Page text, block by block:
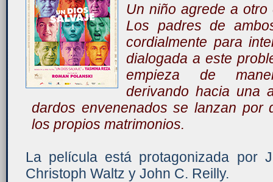
Un niño agrede a
Los padres de
cordialmente para
dialogada a este
empieza de
derivando hacia una
dardos envenenados se lanzan por
los propios matrimonios.
La película está protagonizada por
Christoph Waltz y John C. Reilly.